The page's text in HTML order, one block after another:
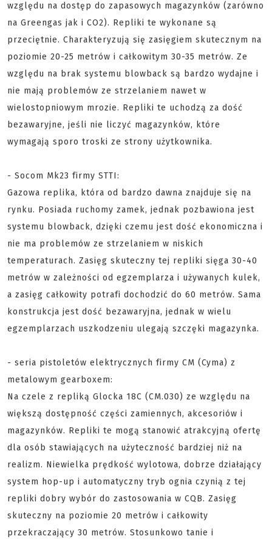
względu na dostęp do zapasowych magazynków (zarówno
na Greengas jak i CO2). Repliki te wykonane są
przeciętnie. Charakteryzują się zasięgiem skutecznym na
poziomie 20-25 metrów i całkowitym 30-35 metrów. Ze
względu na brak systemu blowback są bardzo wydajne i
nie mają problemów ze strzelaniem nawet w
wielostopniowym mrozie. Repliki te uchodzą za dość
bezawaryjne, jeśli nie liczyć magazynków, które
wymagają sporo troski ze strony użytkownika.
- Socom Mk23 firmy STTI:
Gazowa replika, która od bardzo dawna znajduje się na
rynku. Posiada ruchomy zamek, jednak pozbawiona jest
systemu blowback, dzięki czemu jest dość ekonomiczna i
nie ma problemów ze strzelaniem w niskich
temperaturach. Zasięg skuteczny tej repliki sięga 30-40
metrów w zależności od egzemplarza i używanych kulek,
a zasięg całkowity potrafi dochodzić do 60 metrów. Sama
konstrukcja jest dość bezawaryjna, jednak w wielu
egzemplarzach uszkodzeniu ulegają szczęki magazynka.
- seria pistoletów elektrycznych firmy CM (Cyma) z
metalowym gearboxem:
Na czele z repliką Glocka 18C (CM.030) ze względu na
większą dostępność części zamiennych, akcesoriów i
magazynków. Repliki te mogą stanowić atrakcyjną ofertę
dla osób stawiających na użyteczność bardziej niż na
realizm. Niewielka prędkość wylotowa, dobrze działający
system hop-up i automatyczny tryb ognia czynią z tej
repliki dobry wybór do zastosowania w CQB. Zasięg
skuteczny na poziomie 20 metrów i całkowity
przekraczający 30 metrów. Stosunkowo tanie i